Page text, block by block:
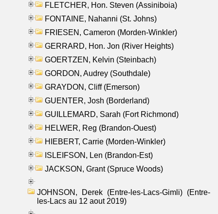
FLETCHER, Hon. Steven (Assiniboia)
FONTAINE, Nahanni (St. Johns)
FRIESEN, Cameron (Morden-Winkler)
GERRARD, Hon. Jon (River Heights)
GOERTZEN, Kelvin (Steinbach)
GORDON, Audrey (Southdale)
GRAYDON, Cliff (Emerson)
GUENTER, Josh (Borderland)
GUILLEMARD, Sarah (Fort Richmond)
HELWER, Reg (Brandon-Ouest)
HIEBERT, Carrie (Morden-Winkler)
ISLEIFSON, Len (Brandon-Est)
JACKSON, Grant (Spruce Woods)
JOHNSON, Derek (Entre-les-Lacs-Gimli) (Entre-
les-Lacs au 12 aout 2019)